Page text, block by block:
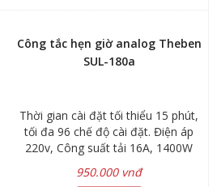
Công tắc hẹn giờ analog Theben
SUL-180a
Thời gian cài đặt tối thiểu 15 phút,
tối đa 96 chế độ cài đặt. Điện áp
220v, Công suất tải 16A, 1400W
950.000 vnđ